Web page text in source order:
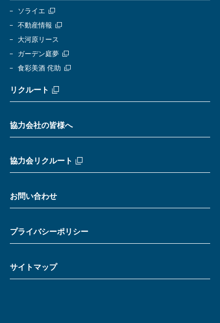
ソライエ
不動産情報
大河原リース
ガーデン庭夢
食彩美酒 侘助
リクルート
協力会社の皆様へ
協力会リクルート
お問い合わせ
プライバシーポリシー
サイトマップ